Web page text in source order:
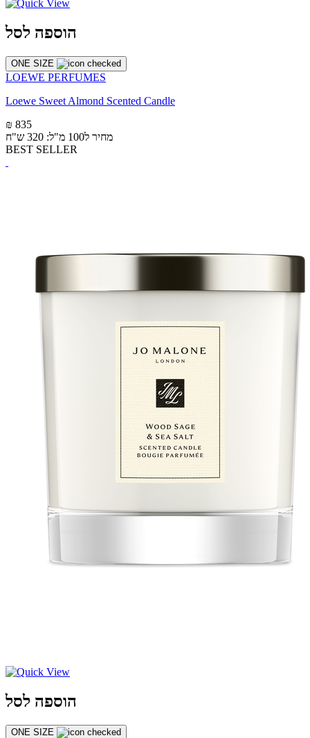
הוספה לסל
ONE SIZE
LOEWE PERFUMES
Loewe Sweet Almond Scented Candle
₪ 835
מחיר ל100 מ"ל: 320 ש"ח
BEST SELLER
הוספה לסל
ONE SIZE